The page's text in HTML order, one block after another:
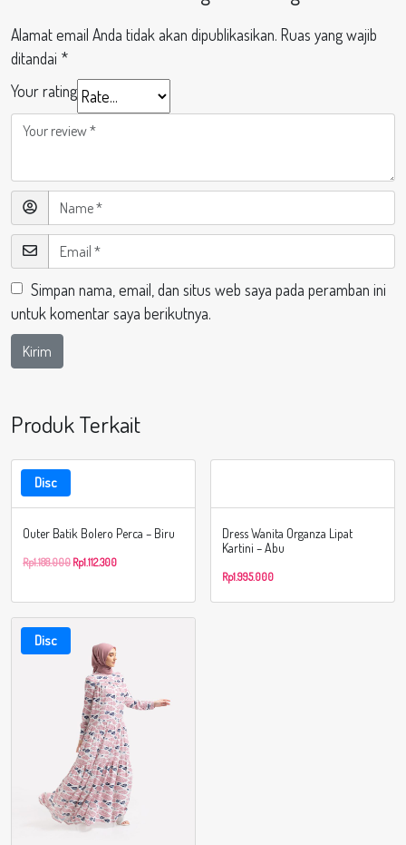
Alamat email Anda tidak akan dipublikasikan. Ruas yang wajib
ditandai *
Your rating
Simpan nama, email, dan situs web saya pada peramban ini
untuk komentar saya berikutnya.
Produk Terkait
Disc
Outer Batik Bolero Perca – Biru
Rp1.188.000 Rp1.112.300
Dress Wanita Organza Lipat
Kartini – Abu
Rp1.995.000
Disc